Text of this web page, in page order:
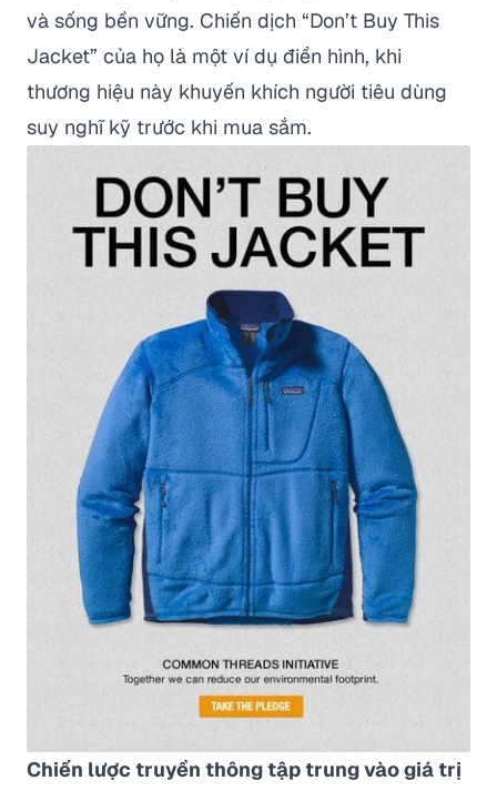
và sống bền vững. Chiến dịch “Don’t Buy This
Jacket” của họ là một ví dụ điển hình, khi
thương hiệu này khuyến khích người tiêu dùng
suy nghĩ kỹ trước khi mua sắm.
Chiến lược truyền thông tập trung vào giá trị